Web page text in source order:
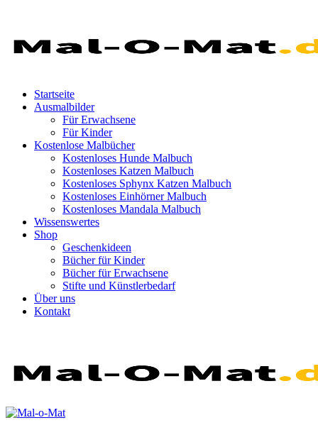
Startseite
Ausmalbilder
Für Erwachsene
Für Kinder
Kostenlose Malbücher
Kostenloses Hunde Malbuch
Kostenloses Katzen Malbuch
Kostenloses Sphynx Katzen Malbuch
Kostenloses Einhörner Malbuch
Kostenloses Mandala Malbuch
Wissenswertes
Shop
Geschenkideen
Bücher für Kinder
Bücher für Erwachsene
Stifte und Künstlerbedarf
Über uns
Kontakt